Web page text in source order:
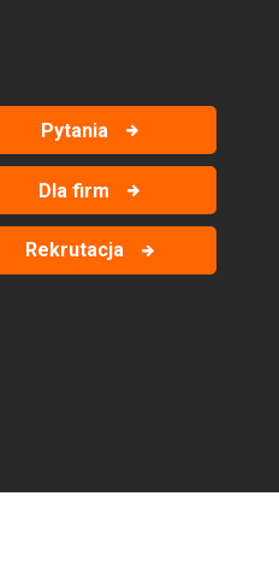
Pytania
Dla firm
Rekrutacja